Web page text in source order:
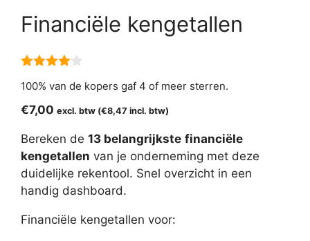
Financiële kengetallen
5
100% van de kopers gaf 4 of meer sterren.
€7,00 excl. btw (€8,47 incl. btw)
Bereken de 13 belangrijkste financiële
kengetallen van je onderneming met deze
duidelijke rekentool. Snel overzicht in een
handig dashboard.
Financiële kengetallen voor: